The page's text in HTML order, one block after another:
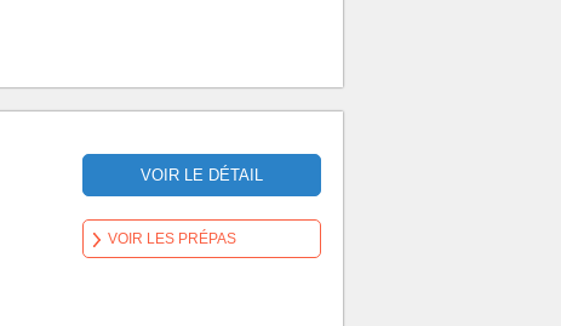
VOIR LE DÉTAIL
VOIR LES PRÉPAS